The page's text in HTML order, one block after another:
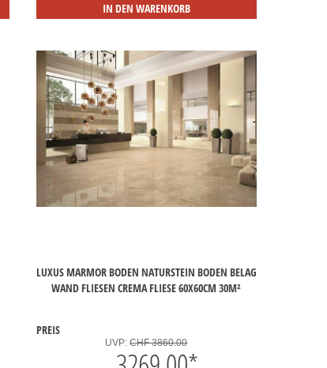
IN DEN WARENKORB
LUXUS MARMOR BODEN NATURSTEIN BODEN BELAG
WAND FLIESEN CREMA FLIESE 60X60CM 30M²
PREIS
UVP:CHF 3860.00